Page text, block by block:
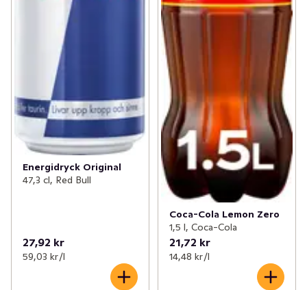
Energidryck Original
47,3 cl, Red Bull
27,92 kr
59,03 kr /l
Coca-Cola Lemon Zero
1,5 l, Coca-Cola
21,72 kr
14,48 kr /l